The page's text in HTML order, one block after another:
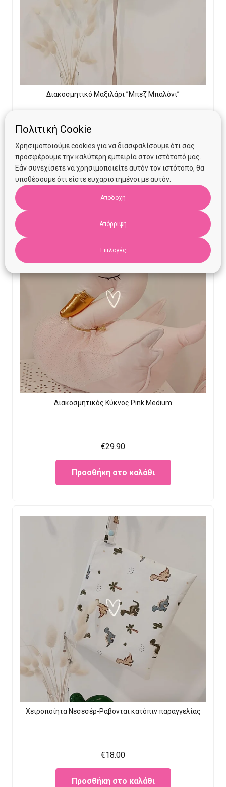
Διακοσμητικό Μαξιλάρι ”Μπεζ Μπαλόνι”
Προσθήκη στο καλάθι
Διακοσμητικός Κύκνος Pink Medium
€29.90
Προσθήκη στο καλάθι
Χειροποίητα Νεσεσέρ-Ράβονται κατόπιν παραγγελίας
€18.00
Προσθήκη στο καλάθι
Πολιτική Cookie
Χρησιμοποιούμε cookies για να διασφαλίσουμε ότι σας
προσφέρουμε την καλύτερη εμπειρία στον ιστότοπό μας.
Εάν συνεχίσετε να χρησιμοποιείτε αυτόν τον ιστότοπο, θα
υποθέσουμε ότι είστε ευχαριστημένοι με αυτόν.
Αποδοχή
Απόρριψη
Επιλογές